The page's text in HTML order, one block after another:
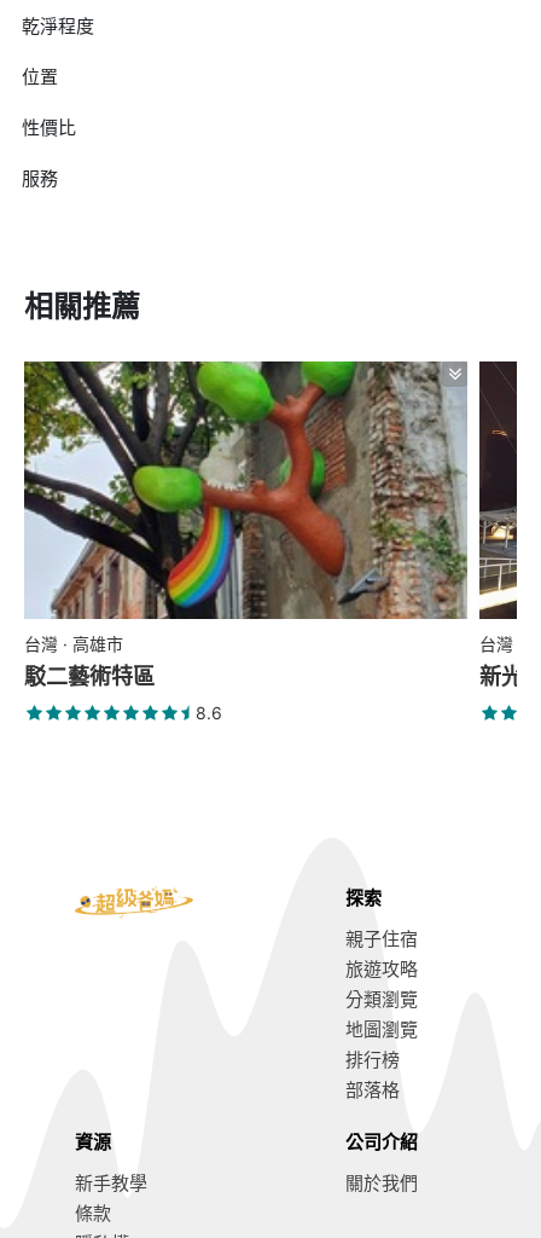
乾淨程度
位置
性價比
服務
相關推薦
台灣 · 高雄市
駁二藝術特區
8.6
台灣 ·
新光
探索
親子住宿
旅遊攻略
分類瀏覽
地圖瀏覽
排行榜
部落格
資源
新手教學
條款
公司介紹
關於我們